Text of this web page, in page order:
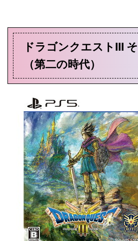
ドラゴンクエストIII
（第二の時代）